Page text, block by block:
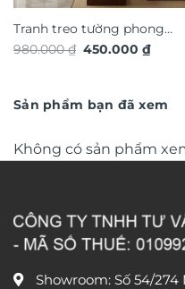
Tranh treo tường phong
cảnh nghệ thuật TG4928S
980.000₫ Giá
450.000₫Giá
Sản phẩm bạn đã xem
Không có sản phẩm
Showroom: Số 54/